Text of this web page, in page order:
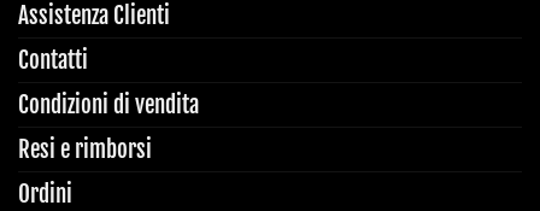
Assistenza Clienti
Contatti
Condizioni di vendita
Resi e rimborsi
Ordini